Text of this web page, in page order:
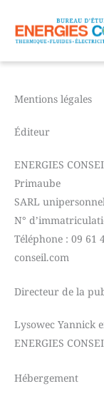
contenu
Mentions légales
Éditeur
ENERGIES
Primaube
SARL
N°
Téléphone : 09 61
conseil.com
Directeur de la
Lysowec Yannick
ENERGIES
Hébergement